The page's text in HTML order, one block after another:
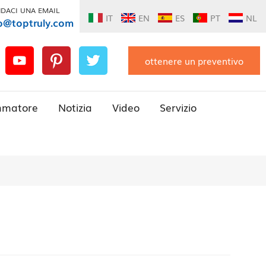
IT EN ES PT NL
UNA EMAIL
ottenere un preventivo
Notizia Video Servizio